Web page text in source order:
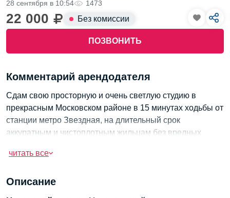
22 000 Без комиссии
ПОЗВОНИТЬ
28 сентября в 10:54 1473
Описание
Комментарий арендодателя
Сдам свою просторную и очень светлую студию в
прекрасным Московском районе в 15 минутах ходьбы от
станции метро Звездная, на длительный срок
аккуратным и чистоплотным жильцам без вредных
питомцев.
Студия с площадью 30 кв метров расположена на 8ом
читать все